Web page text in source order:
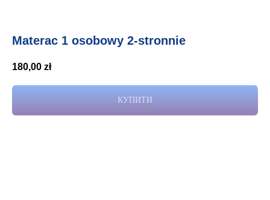
Materac 1 osobowy 2-stronnie
180,00 zł
КУПИТИ